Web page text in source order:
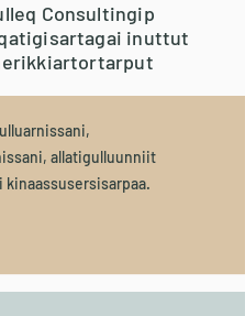
Consultingip
inuttut
allatigulluunniit
kinaassusersisarpaa.